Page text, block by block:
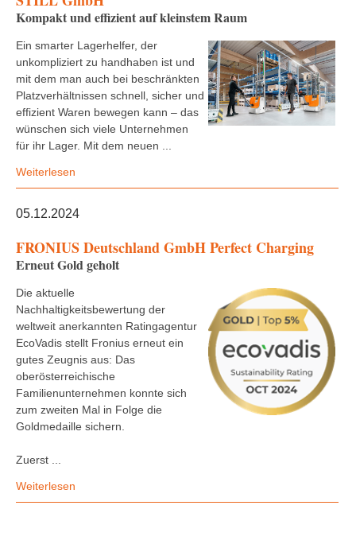
Kompakt und effizient auf kleinstem Raum
Ein smarter Lagerhelfer, der
unkompliziert zu handhaben ist und
mit dem man auch bei beschränkten
Platzverhältnissen schnell, sicher und
effizient Waren bewegen kann – das
wünschen sich viele Unternehmen
für ihr Lager. Mit dem neuen ...
Weiterlesen
05.12.2024
FRONIUS Deutschland GmbH Perfect Charging
Erneut Gold geholt
Die aktuelle
Nachhaltigkeitsbewertung der
weltweit anerkannten Ratingagentur
EcoVadis stellt Fronius erneut ein
gutes Zeugnis aus: Das
oberösterreichische
Familienunternehmen konnte sich
zum zweiten Mal in Folge die
Goldmedaille sichern.
Zuerst ...
Weiterlesen